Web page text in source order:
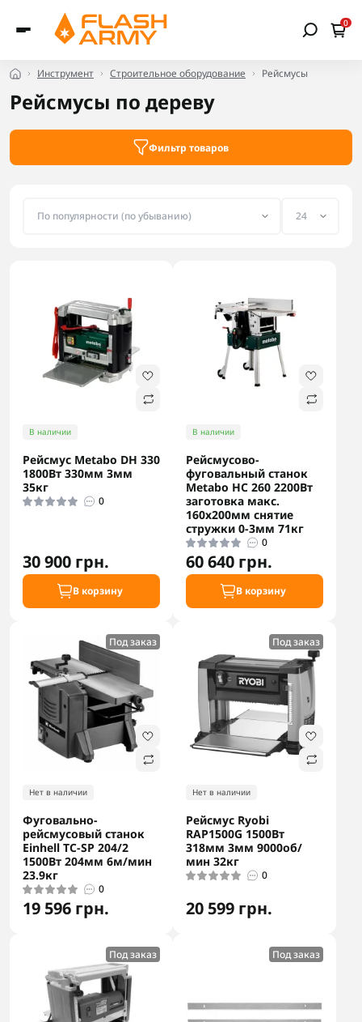
0
Инструмент Строительное оборудование Рейсмусы
Рейсмусы по дереву
Фильтр товаров
В наличии
Рейсмус Metabo DH 330
1800Вт 330мм 3мм
35кг
0
30 900 грн.
В корзину
В наличии
Рейсмусово-
фуговальный станок
Metabo HC 260 2200Вт
заготовка макс.
160х200мм снятие
стружки 0-3мм 71кг
0
60 640 грн.
В корзину
Под заказ
Нет в наличии
Фуговально-
рейсмусовый станок
Einhell TC-SP 204/2
1500Вт 204мм 6м/мин
23.9кг
0
19 596 грн.
Под заказ
Нет в наличии
Рейсмус Ryobi
RAP1500G 1500Вт
318мм 3мм 9000об/
мин 32кг
0
20 599 грн.
Под заказ Под заказ